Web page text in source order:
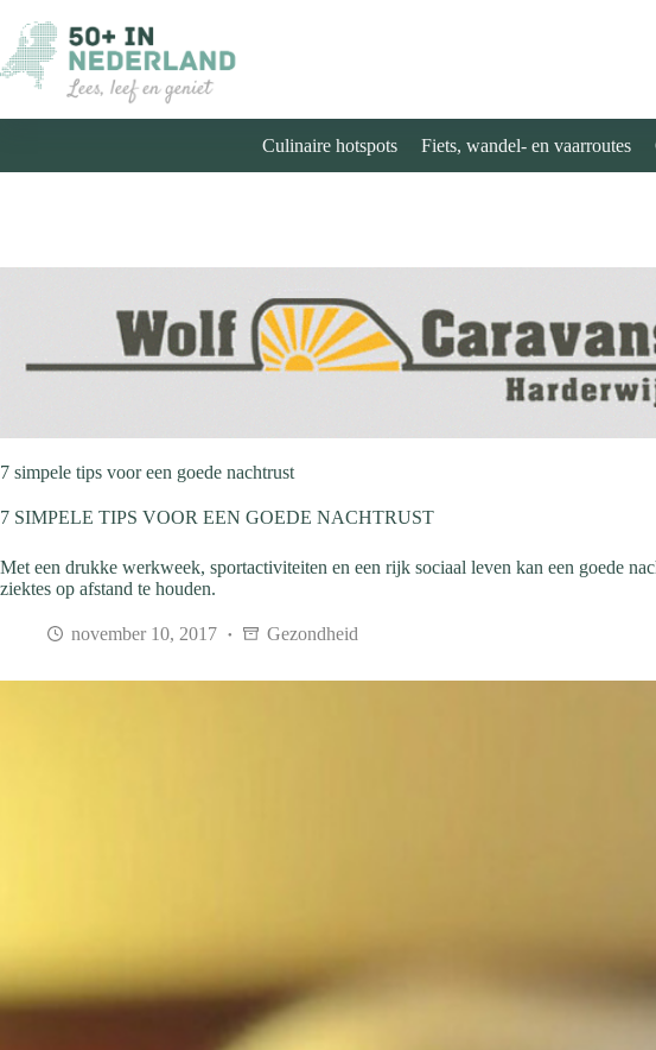
naar
de
inhoud
Culinaire hotspots Fiets, wandel- en vaarroutes
7 simpele tips voor een goede nachtrust
7 SIMPELE TIPS VOOR EEN GOEDE NACHTRUST
Met een drukke werkweek, sportactiviteiten en een rijk sociaal leven kan een goede
ziektes op afstand te houden.
november 10, 2017 Gezondheid